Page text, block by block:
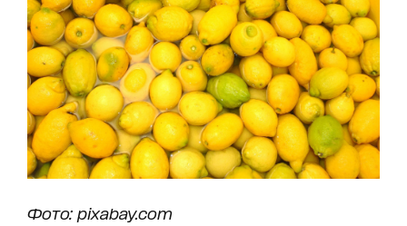
Фото: pixabay.com